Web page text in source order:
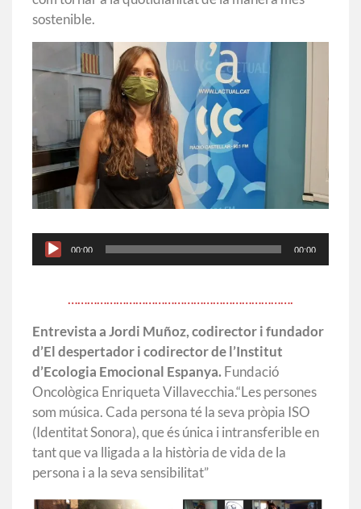
sostenible.
Reproductor
d'àudio
00:00 00:00
…………………………………………………………….
Entrevista a Jordi Muñoz, codirector i fundador
d’El despertador i codirector de l’Institut
d’Ecologia Emocional Espanya. Fundació
Oncològica Enriqueta Villavecchia.“Les persones
som música. Cada persona té la seva pròpia ISO
(Identitat Sonora), que és única i intransferible en
tant que va lligada a la història de vida de la
persona i a la seva sensibilitat”